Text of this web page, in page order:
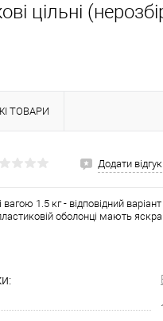
цільні
ТОВАРИ
Додати відгук
вагою 1.5 кг - відповідний
оболонці мають